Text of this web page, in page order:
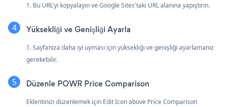
1. Bu URL'yi kopyalayın ve Google Sites'taki URL alanına yapıştırın.
Yüksekliği ve Genişliği Ayarla
1. Sayfanıza daha iyi uyması için yüksekliği ve genişliği ayarlamanız
gerekebilir.
Düzenle POWR Price Comparison
Eklentinizi düzenlemek için Edit Iconabove Price Comparison